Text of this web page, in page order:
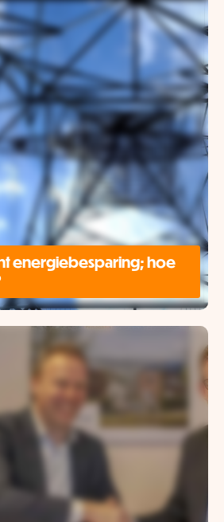
energiebesparing; hoe